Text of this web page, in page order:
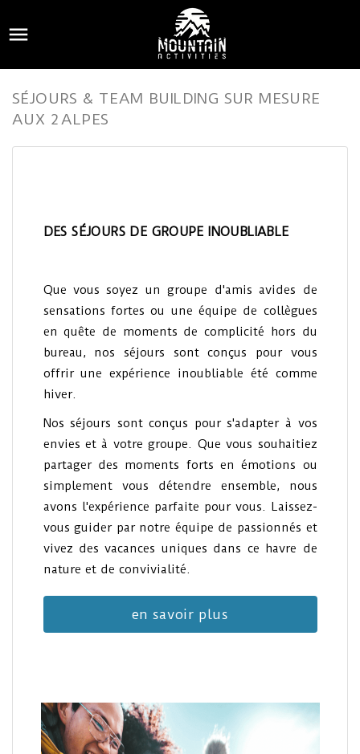

SÉJOURS & TEAM BUILDING SUR MESURE
AUX 2 ALPES
DES SÉJOURS DE GROUPE INOUBLIABLE
Que vous soyez un groupe d'amis avides de
sensations fortes ou une équipe de collègues
en quête de moments de complicité hors du
bureau, nos séjours sont conçus pour vous
offrir une expérience inoubliable été comme
hiver.
Nos séjours sont conçus pour s'adapter à vos
envies et à votre groupe. Que vous souhaitiez
partager des moments forts en émotions ou
simplement vous détendre ensemble, nous
avons l'expérience parfaite pour vous. Laissez-
vous guider par notre équipe de passionnés et
vivez des vacances uniques dans ce havre de
nature et de convivialité.
en savoir plus